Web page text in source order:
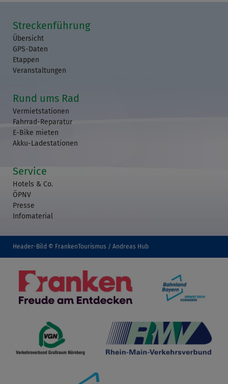
Streckenführung
Übersicht
GPS-Daten
Etappen
Veranstaltungen
Rund ums Rad
Vermietstationen
Fahrrad-Reparatur
E-Bike mieten
Akku-Ladestationen
Service
Hotels & Co.
ÖPNV
Presse
Infomaterial
Header-Bild © FrankenTourismus / Andreas Hub